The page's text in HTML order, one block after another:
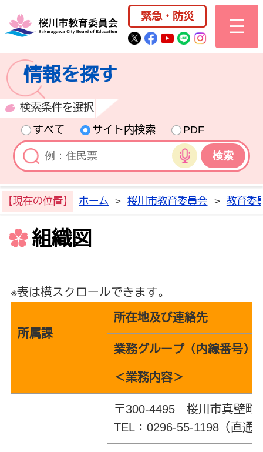
桜川市公式ホー
緊急・防災
桜川市公式Twitter
桜川市公式
桜川市公式
桜川市公式
情報を探す
検索条件を選択
すべて
サイト内検索
PDF
音声検索
【現在の位置】 ホーム > 桜川市教育委員会 > 教育委
組織図
※表は横スクロールできます。
所属課
所在地及び連絡先
業務グループ（内線番号）
＜業務内容＞
〒300-4495 桜川市真壁
TEL：0296-55-1198（直